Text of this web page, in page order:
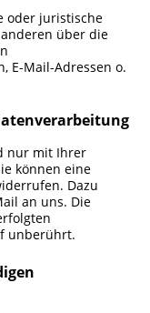
oder juristische
über die
E-Mail-Adressen o.
nur mit Ihrer
können eine
Dazu
an uns. Die
unberührt.